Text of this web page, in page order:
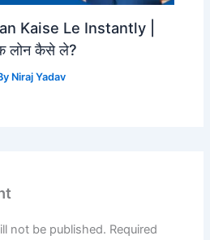
Kaise Le Instantly |
लोन कैसे ले?
Niraj Yadav
not be published. Required